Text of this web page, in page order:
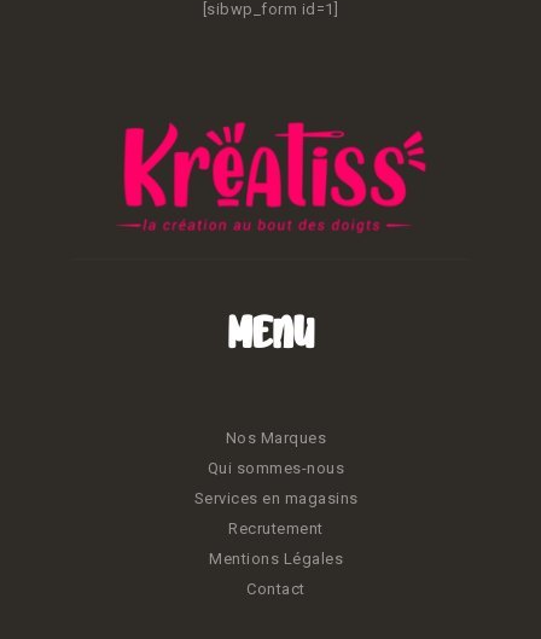
[sibwp_form id=1]
Menu
Nos Marques
Qui sommes-nous
Services en magasins
Recrutement
Mentions Légales
Contact